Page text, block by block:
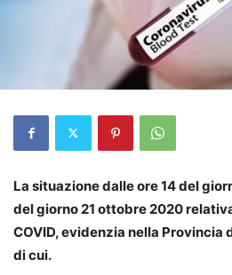
La situazione dalle ore 14 del
del giorno 21 ottobre 2020
COVID, evidenzia nella Provincia
di cui.